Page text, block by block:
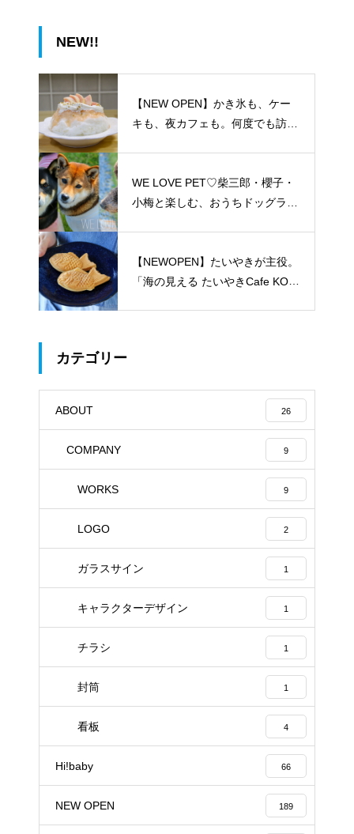
NEW!!
【NEW OPEN】かき氷も、ケー
キも、夜カフェも。何度でも訪れ
WE LOVE PET♡柴三郎・櫻子・
小梅と楽しむ、おうちドッグラン
【NEWOPEN】たいやきが主役。
「海の見える たいやきCafe KOM
カテゴリー
ABOUT 26
COMPANY 9
WORKS 9
LOGO 2
ガラスサイン 1
キャラクターデザイン 1
チラシ 1
封筒 1
看板 4
Hi!baby 66
NEW OPEN 189